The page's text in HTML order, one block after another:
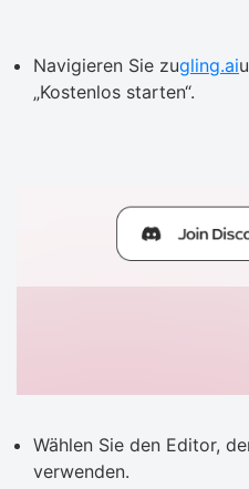
Navigieren Sie zugling.ai
„Kostenlos starten“.
Wählen Sie den Editor,
verwenden.